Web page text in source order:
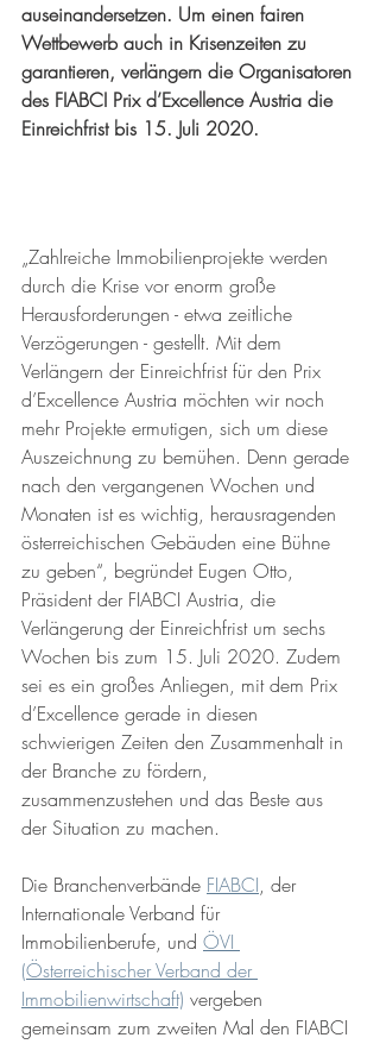
auseinandersetzen. Um einen fairen
Wettbewerb auch in Krisenzeiten zu
garantieren, verlängern die Organisatoren
des FIABCI Prix d’Excellence Austria die
Einreichfrist bis 15. Juli 2020.
„Zahlreiche Immobilienprojekte werden
durch die Krise vor enorm große
Herausforderungen - etwa zeitliche
Verzögerungen - gestellt. Mit dem
Verlängern der Einreichfrist für den Prix
d’Excellence Austria möchten wir noch
mehr Projekte ermutigen, sich um diese
Auszeichnung zu bemühen. Denn gerade
nach den vergangenen Wochen und
Monaten ist es wichtig, herausragenden
österreichischen Gebäuden eine Bühne
zu geben“, begründet Eugen Otto,
Präsident der FIABCI Austria, die
Verlängerung der Einreichfrist um sechs
Wochen bis zum 15. Juli 2020. Zudem
sei es ein großes Anliegen, mit dem Prix
d’Excellence gerade in diesen
schwierigen Zeiten den Zusammenhalt in
der Branche zu fördern,
zusammenzustehen und das Beste aus
der Situation zu machen.
Die Branchenverbände FIABCI, der
Internationale Verband für
Immobilienberufe, und ÖVI
(Österreichischer Verband der
Immobilienwirtschaft) vergeben
gemeinsam zum zweiten Mal den FIABCI